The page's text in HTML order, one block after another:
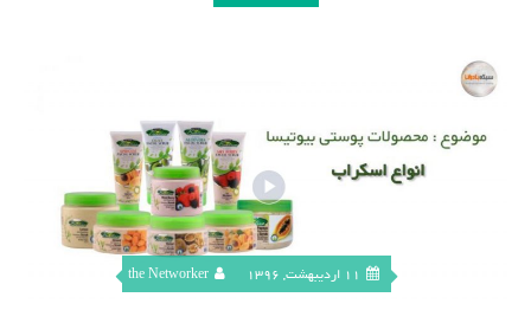
11 اردیبهشت, 1396 the Networker